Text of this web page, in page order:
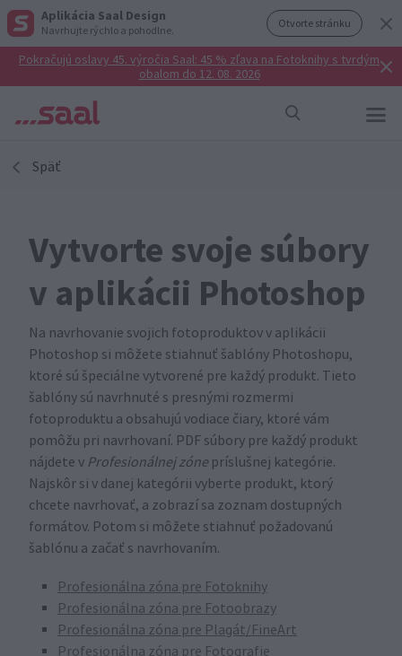
Aplikácia Saal Design
Navrhujte rýchlo a pohodlne. Otvorte stránku
Pokračujú oslavy 45. výročia Saal: 45 % zľava na Fotoknihy s tvrdým
obalom do 12. 08. 2026
Späť
Vytvorte svoje súbory
v aplikácii Photoshop
Na navrhovanie svojich fotoproduktov v aplikácii
Photoshop si môžete stiahnuť šablóny Photoshopu,
ktoré sú špeciálne vytvorené pre každý produkt. Tieto
šablóny sú navrhnuté s presnými rozmermi
fotoproduktu a obsahujú vodiace čiary, ktoré vám
pomôžu pri navrhovaní. PDF súbory pre každý produkt
nájdete v Profesionálnej zóne príslušnej kategórie.
Najskôr si v danej kategórii vyberte produkt, ktorý
chcete navrhovať, a zobrazí sa zoznam dostupných
formátov. Potom si môžete stiahnuť požadovanú
šablónu a začať s navrhovaním.
Profesionálna zóna pre Fotoknihy
Profesionálna zóna pre Fotoobrazy
Profesionálna zóna pre Plagát/FineArt
Profesionálna zóna pre Fotografie